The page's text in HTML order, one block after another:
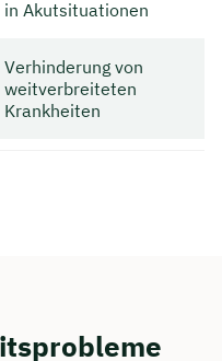
in Akutsituationen
Verhinderung von
weitverbreiteten
Krankheiten
von 8 bis